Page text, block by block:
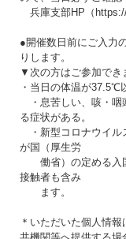
兵庫支部HP（https://
●開催数日前にご入力
りします。
▼次の方はご参加でき
・当日の体温が37.5℃
・息苦しい、咳・咽
る症状がある。
・新型コロナウイル
が国（厚生労
働省）の定める入
接触者も含み
ます。
＊いただいた個人情